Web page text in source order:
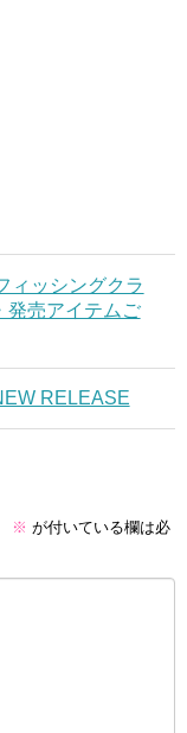
ィッシングクラ
発売アイテムご
RELEASE
※ が付いている欄は必